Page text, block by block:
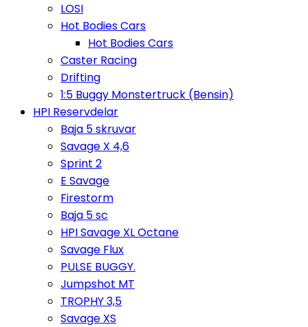
LOSI
Hot Bodies Cars
Hot Bodies Cars
Caster Racing
Drifting
1:5 Buggy Monstertruck (Bensin)
HPI Reservdelar
Baja 5 skruvar
Savage X 4,6
Sprint 2
E Savage
Firestorm
Baja 5 sc
HPI Savage XL Octane
Savage Flux
PULSE BUGGY.
Jumpshot MT
TROPHY 3,5
Savage XS